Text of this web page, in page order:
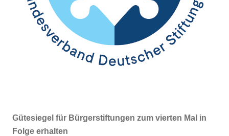
Gütesiegel für Bürgerstiftungen zum vierten Mal in
Folge erhalten